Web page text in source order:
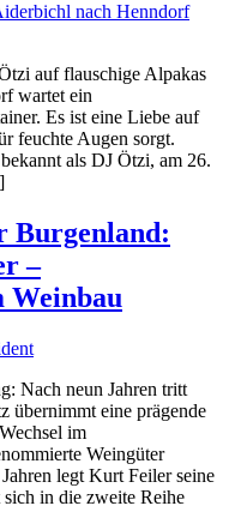
auf flauschige Alpakas
wartet ein
Es ist eine Liebe auf
feuchte Augen sorgt.
als DJ Ötzi, am 26.
Burgenland:
–
Weinbau
Nach neun Jahren tritt
eine prägende
im
Weingüter
legt Kurt Feiler seine
in die zweite Reihe